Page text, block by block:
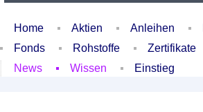
Home Aktien Anleihen
Fonds
Rohstoffe Zertifikate
News
Wissen Einstieg